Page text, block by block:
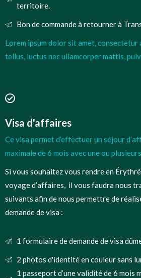
territoire.
Bon de commande à retourner à
Lorem ipsum dolor sit amet,
tellus, luctus nec ullamcorper mattis,
Visa d'affaires
Ce visa permet d’effectuer un séjour
maximale de 6 mois avec une ou
Si vous souhaitez vous rendre en
voyage d’affaires, il vous faudra nous
suivants afin de nous permettre de
demande de visa :
1 formulaire de demande de visa
2 photos d'identité en couleur sans
1 passeport d’une validité de 6 mois